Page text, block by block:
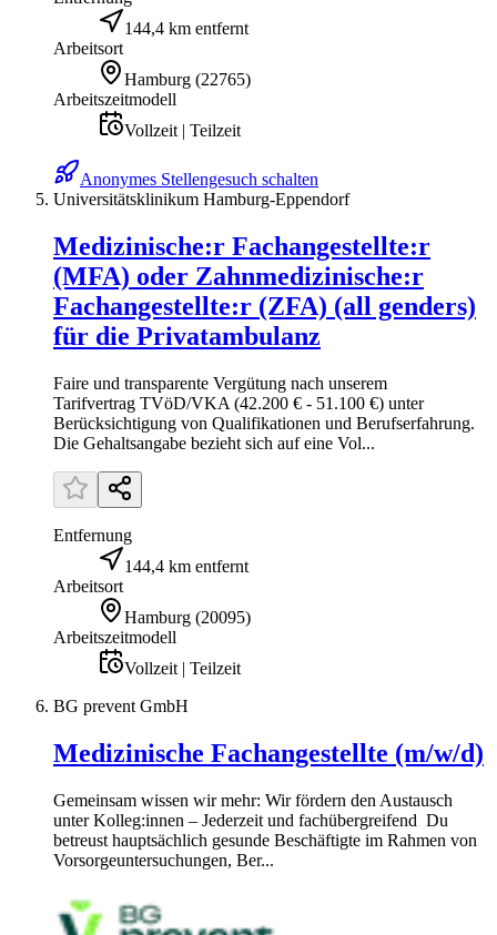
144,4 km entfernt
Arbeitsort
Hamburg (22765)
Arbeitszeitmodell
Vollzeit | Teilzeit
Anonymes Stellengesuch schalten
Universitätsklinikum Hamburg-Eppendorf
Medizinische:r Fachangestellte:r
(MFA) oder Zahnmedizinische:r
Fachangestellte:r (ZFA) (all genders)
für die Privatambulanz
Faire und transparente Vergütung nach unserem
Tarifvertrag TVöD/VKA (42.200 € - 51.100 €) unter
Berücksichtigung von Qualifikationen und Berufs­erfahrung.
Die Gehaltsangabe bezieht sich auf eine Vol...
Entfernung
144,4 km entfernt
Arbeitsort
Hamburg (20095)
Arbeitszeitmodell
Vollzeit | Teilzeit
BG prevent GmbH
Medizinische Fachangestellte (m/w/d)
Gemeinsam wissen wir mehr: Wir fördern den Austausch
unter Kolleg:innen – Jederzeit und fachübergreifend Du
betreust hauptsächlich gesunde Beschäftigte im Rahmen von
Vorsorgeuntersuchungen, Ber...